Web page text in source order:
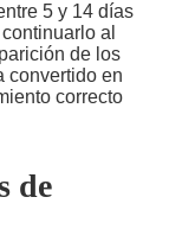
5 y 14 días
al
de los
convertido en
correcto
de